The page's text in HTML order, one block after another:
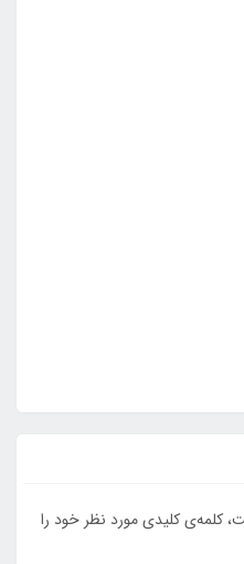
کلمه‌ی کلیدی مورد نظر خود را